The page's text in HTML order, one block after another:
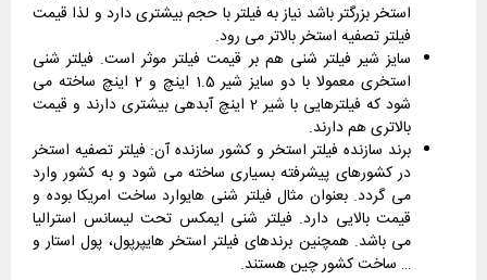
استخر بزرگتر باشد نیاز به فیلتر با حجم بیشتری دارد و لذا قیمت
فیلتر تصفیه استخر بالاتر می رود.
سایز شیر فیلتر شنی هم بر قیمت فیلتر موثر است. فیلتر شنی
استخری معمولا با دو سایز شیر 1.5 اینچ و 2 اینچ ساخته می
شود که فیلترهایی با شیر 2 اینچ آبدهی بیشتری دارند و قیمت
بالاتری هم دارند.
برند سازنده فیلتر استخر و کشور سازنده آن: فیلتر تصفیه استخر
در کشورهای پیشرفته بسیاری ساخته می شود و به کشور وارد
می گردد. بعنوان مثال فیلتر شنی هایوارد ساخت امریکا بوده و
قیمت بالایی دارد. فیلتر شنی ایمکس تحت لیسانس استرالیا
می باشد. همچنین برندهای فیلتر استخر هایپرپول، پول استار و
… ساخت کشور چین هستند.